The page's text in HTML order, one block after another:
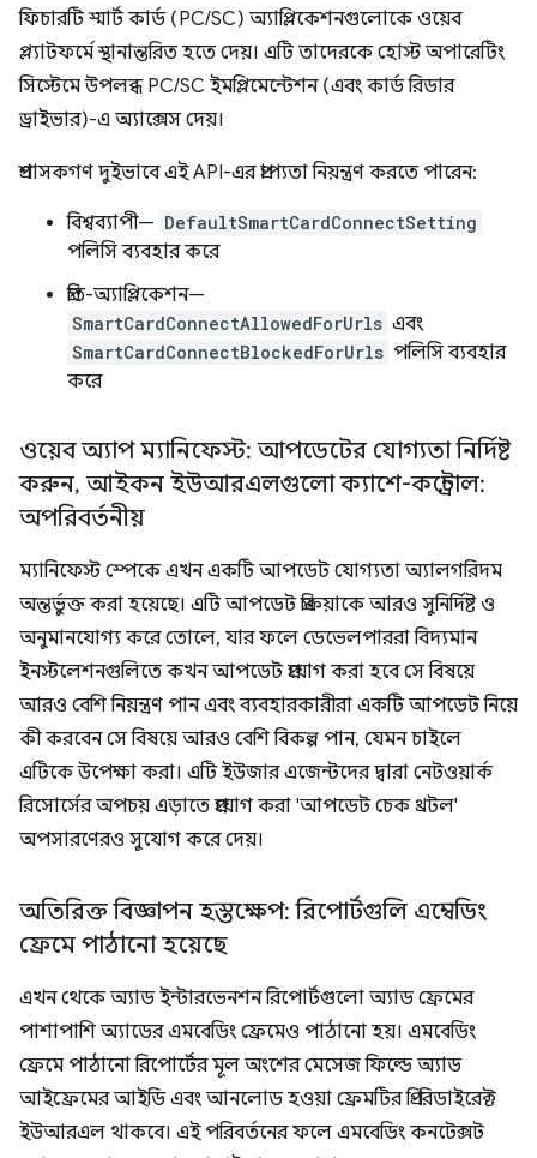
ফিচারটি স্মার্ট কার্ড (PC/SC) অ্যাপ্লিকেশনগুলোকে ওয়েব
প্ল্যাটফর্মে স্থানান্তরিত হতে দেয়। এটি তাদেরকে হোস্ট অপারেটিং
সিস্টেমে উপলব্ধ PC/SC ইমপ্লিমেন্টেশন (এবং কার্ড রিডার
ড্রাইভার)-এ অ্যাক্সেস দেয়।
প্রশাসকগণ দুইভাবে এই API-এর প্রাপ্যতা নিয়ন্ত্রণ করতে পারেন:
বিশ্বব্যাপী— DefaultSmartCardConnectSetting
পলিসি ব্যবহার করে
প্রতি-অ্যাপ্লিকেশন—
SmartCardConnectAllowedForUrls এবং
SmartCardConnectBlockedForUrls পলিসি ব্যবহার
করে
ওয়েব অ্যাপ ম্যানিফেস্ট: আপডেটের যোগ্যতা নির্দিষ্ট
করুন, আইকন ইউআরএলগুলো ক্যাশে-কন্ট্রোল:
অপরিবর্তনীয়
ম্যানিফেস্ট স্পেকে এখন একটি আপডেট যোগ্যতা অ্যালগরিদম
অন্তর্ভুক্ত করা হয়েছে। এটি আপডেট প্রক্রিয়াকে আরও সুনির্দিষ্ট ও
অনুমানযোগ্য করে তোলে, যার ফলে ডেভেলপাররা বিদ্যমান
ইনস্টলেশনগুলিতে কখন আপডেট প্রয়োগ করা হবে সে বিষয়ে
আরও বেশি নিয়ন্ত্রণ পান এবং ব্যবহারকারীরা একটি আপডেট নিয়ে
কী করবেন সে বিষয়ে আরও বেশি বিকল্প পান, যেমন চাইলে
এটিকে উপেক্ষা করা। এটি ইউজার এজেন্টদের দ্বারা নেটওয়ার্ক
রিসোর্সের অপচয় এড়াতে প্রয়োগ করা 'আপডেট চেক থ্রটল'
অপসারণেরও সুযোগ করে দেয়।
অতিরিক্ত বিজ্ঞাপন হস্তক্ষেপ: রিপোর্টগুলি এম্বেডিং
ফ্রেমে পাঠানো হয়েছে
এখন থেকে অ্যাড ইন্টারভেনশন রিপোর্টগুলো অ্যাড ফ্রেমের
পাশাপাশি অ্যাডের এমবেডিং ফ্রেমেও পাঠানো হয়। এমবেডিং
ফ্রেমে পাঠানো রিপোর্টের মূল অংশের মেসেজ ফিল্ডে অ্যাড
আইফ্রেমের আইডি এবং আনলোড হওয়া ফ্রেমটির প্রি-রিডাইরেক্ট
ইউআরএল থাকবে। এই পরিবর্তনের ফলে এমবেডিং কনটেক্সট